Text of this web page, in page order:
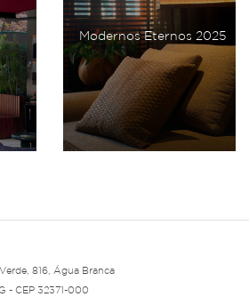
Modernos Eternos 2025
816, Água Branca
- CEP 32371-000